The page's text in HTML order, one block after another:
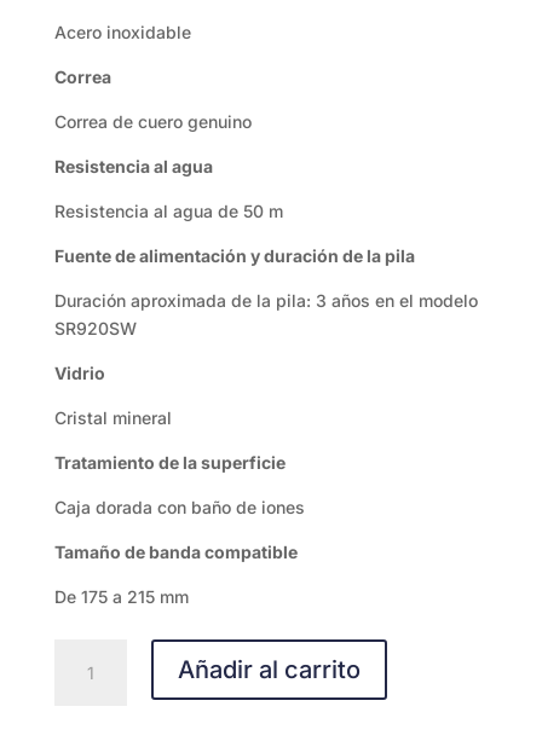
Acero inoxidable
Correa
Correa de cuero genuino
Resistencia al agua
Resistencia al agua de 50 m
Fuente de alimentación y duración de la pila
Duración aproximada de la pila: 3 años en el modelo
SR920SW
Vidrio
Cristal mineral
Tratamiento de la superficie
Caja dorada con baño de iones
Tamaño de banda compatible
De 175 a 215 mm
E735GL-
Añadir al carrito